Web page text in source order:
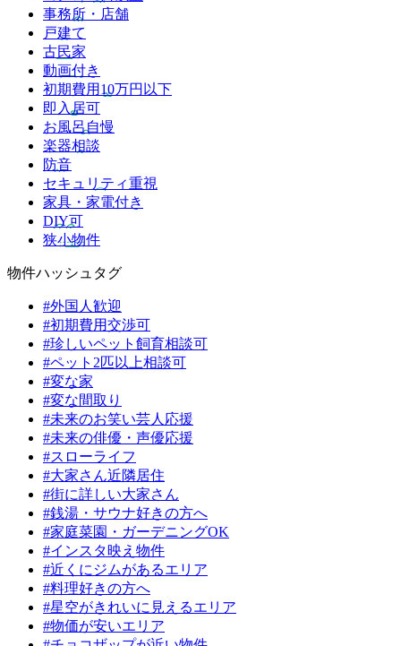
事務所・店舗
戸建て
古民家
動画付き
初期費用10万円以下
即入居可
お風呂自慢
楽器相談
防音
セキュリティ重視
家具・家電付き
DIY可
狭小物件
物件ハッシュタグ
#外国人歓迎
#初期費用交渉可
#珍しいペット飼育相談可
#ペット2匹以上相談可
#変な家
#変な間取り
#未来のお笑い芸人応援
#未来の俳優・声優応援
#スローライフ
#大家さん近隣居住
#街に詳しい大家さん
#銭湯・サウナ好きの方へ
#家庭菜園・ガーデニングOK
#インスタ映え物件
#近くにジムがあるエリア
#料理好きの方へ
#星空がきれいに見えるエリア
#物価が安いエリア